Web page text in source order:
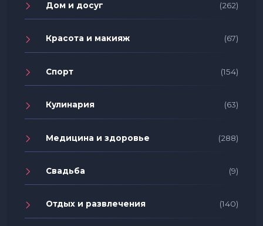
Дом и досуг (262)
Красота и макияж (67)
Спорт (154)
Кулинария (63)
Медицина и здоровье (288)
Свадьба (9)
Отдых и развлечения (140)